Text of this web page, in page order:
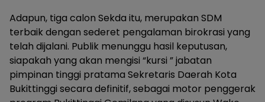
Adapun, tiga calon Sekda itu, merupakan SDM
terbaik dengan sederet pengalaman birokrasi yang
telah dijalani. Publik menunggu hasil keputusan,
siapakah yang akan mengisi “kursi ” jabatan
pimpinan tinggi pratama Sekretaris Daerah Kota
Bukittinggi secara definitif, sebagai motor penggerak